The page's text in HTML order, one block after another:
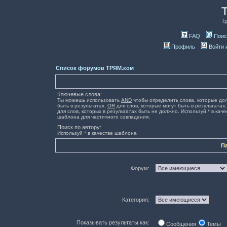
FAQ
Профиль
Войти
Список форумов ТРЯМ.ком
Ключевые слова:
Ты можешь использовать AND чтобы определить слова, которые
быть в результатах, OR для слов, которые могут быть в
для слов, которых в результатах быть не должно. Используй * в
шаблона для частичного совпадения.
Поиск по автору:
Используй * в качестве шаблона
Форум:
Категория:
Показывать результаты как: Сообщения Темы